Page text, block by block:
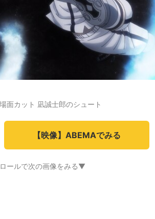
面カット 凪誠士郎のシュート
【映像】ABEMAでみる
ールで次の画像をみる▼